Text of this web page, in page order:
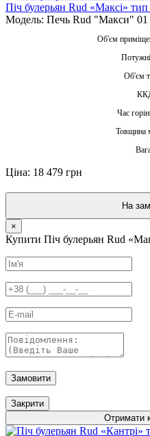
Піч булерьян Rud «Максі» тип
Модель: Печь Rud "Макси" 01
Об'єм
Об'єм
Час
Товщина
Ціна: 18 479 грн
На
×
Купити Піч булерьян Rud
Замовити
Закрити
Отримати